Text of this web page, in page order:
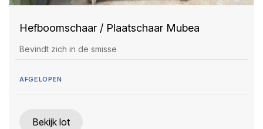
Hefboomschaar / Plaatschaar Mubea
Bevindt zich in de smisse
AFGELOPEN
Bekijk lot